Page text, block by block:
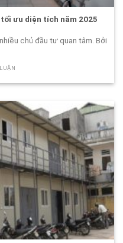
ưu diện tích năm 2025
chủ đầu tư quan tâm. Bởi